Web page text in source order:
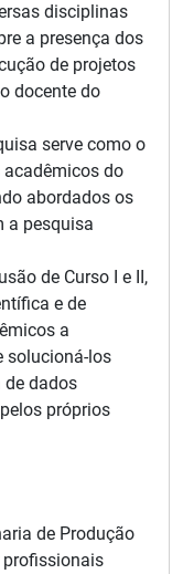
disciplinas
a presença dos
de projetos
docente do
serve como o
do
abordados os
a pesquisa
de Curso I e II,
e de
a
solucioná-los
dados
próprios
de Produção
profissionais